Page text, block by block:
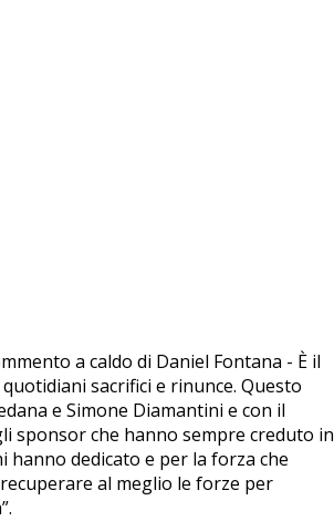
a caldo di Daniel Fontana - È il
sacrifici e rinunce. Questo
e Simone Diamantini e con il
sponsor che hanno sempre creduto in
hanno dedicato e per la forza che
al meglio le forze per